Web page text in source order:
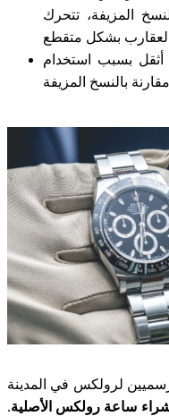
المزيفة، تتحرك
بسبب استخدام
لرولكس في المدينة
ساعة رولكس الأصلية.